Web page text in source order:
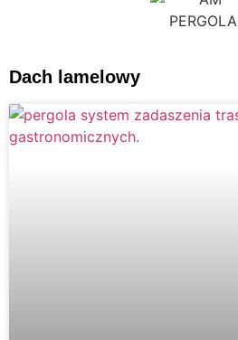
PRODUCENT SYSTEMÓW
zamykanym dachem oraz innowacyjnym
REALIZACJA DO 4
Dach lamelowy